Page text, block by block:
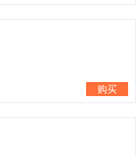
购买